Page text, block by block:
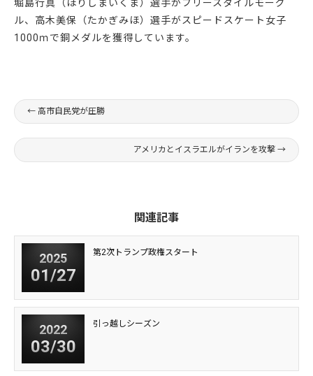
堀島行真（ほりしまいくま）選手がフリースタイルモーグ
ル、高木美保（たかぎみほ）選手がスピードスケート女子
1000ｍで銅メダルを獲得しています。
← 高市自民党が圧勝
アメリカとイスラエルがイランを攻撃 →
関連記事
2025
01/27
第2次トランプ政権スタート
2022
03/30
引っ越しシーズン